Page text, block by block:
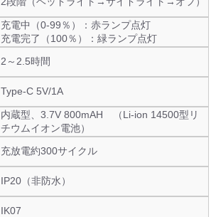
充電中（0-99％）：赤ランプ点灯
充電完了（100％）：緑ランプ点灯
2～2.5時間
Type-C 5V/1A
内蔵型、3.7V 800mAH （Li-ion 14500型リ
チウムイオン電池）
充放電約300サイクル
IP20（非防水）
IK07